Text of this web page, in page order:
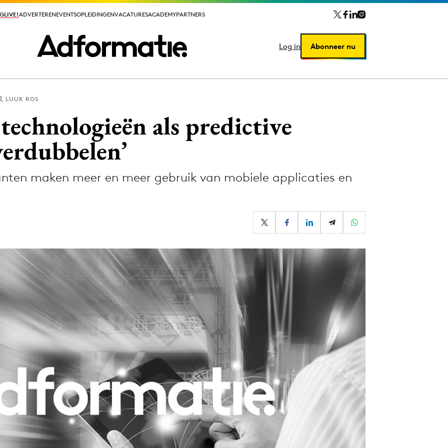
ADVERTERENEVENTSOPLEIDINGENVACATURESACADEMYPARTNERS
Log in Abonneer nu
ADVERTERENEVENTSOPLEIDINGENVACATURESACADEMYPARTNERS
Log in Abonneer nu
Media
Reputatie & crisis
LUUK ROS
als predictive
maken meer en meer gebruik van mobiele applicaties en